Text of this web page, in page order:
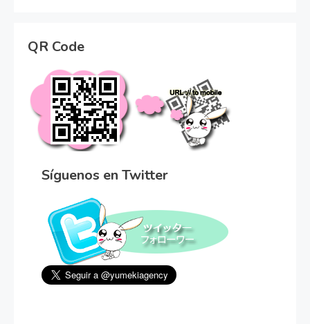
QR Code
Síguenos en Twitter